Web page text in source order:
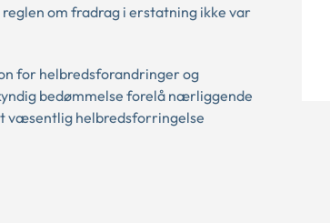
om fradrag i erstatning ikke var
for helbredsforandringer og
bedømmelse forelå nærliggende
væsentlig helbredsforringelse